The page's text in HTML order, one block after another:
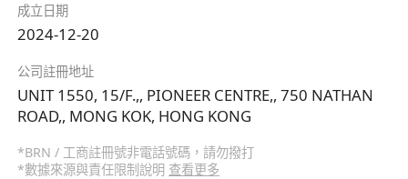
成立日期
2024-12-20
公司註冊地址
UNIT 1550, 15/F.,, PIONEER CENTRE,, 750 NATHAN
ROAD,, MONG KOK, HONG KONG
*BRN / 工商註冊號非電話號碼，請勿撥打
*數據來源與責任限制說明 查看更多